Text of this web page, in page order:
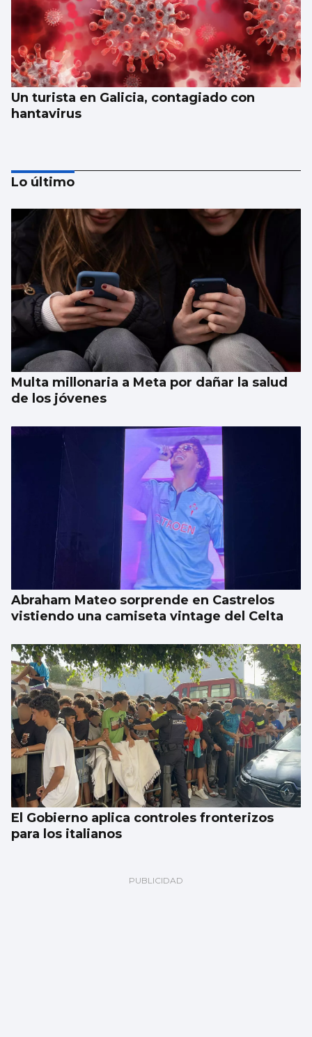
Un turista en Galicia, contagiado con
hantavirus
Galicia gana más de 15.000 habitantes en el
último año gracias a la llegada de
migrantes
Lo último
Multa millonaria a Meta por dañar la salud
de los jóvenes
Abraham Mateo sorprende en Castrelos
vistiendo una camiseta vintage del Celta
El Gobierno aplica controles fronterizos
para los italianos